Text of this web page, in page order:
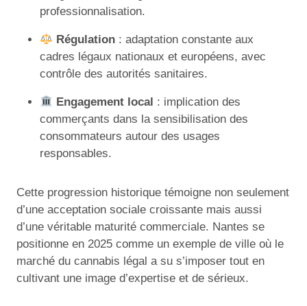
professionnalisation.
Régulation : adaptation constante aux
cadres légaux nationaux et européens, avec
contrôle des autorités sanitaires.
Engagement local : implication des
commerçants dans la sensibilisation des
consommateurs autour des usages
responsables.
Cette progression historique témoigne non seulement
d’une acceptation sociale croissante mais aussi
d’une véritable maturité commerciale. Nantes se
positionne en 2025 comme un exemple de ville où le
marché du cannabis légal a su s’imposer tout en
cultivant une image d’expertise et de sérieux.